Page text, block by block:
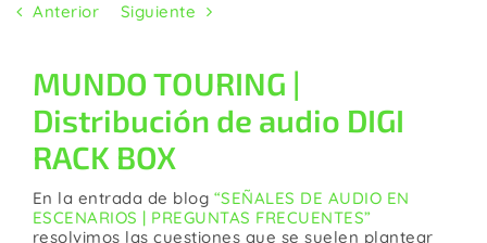
Soluciones
Productos
Casos de éxito
Blog
Anterior Siguiente
MUNDO TOURING |
Distribución de audio DIGI
RACK BOX
En la entrada de blog “SEÑALES DE AUDIO EN
ESCENARIOS | PREGUNTAS FRECUENTES”
resolvimos las cuestiones que se suelen plantear